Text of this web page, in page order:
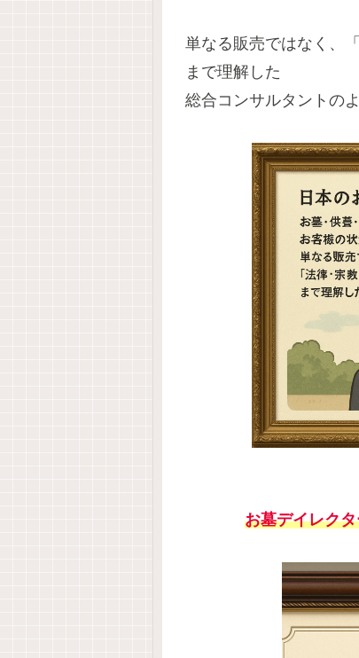
単なる販売ではなく、「
まで理解した
総合コンサルタント の
お墓デイレク